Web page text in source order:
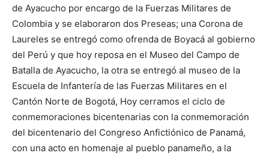
de Ayacucho por encargo de la Fuerzas Militares de
Colombia y se elaboraron dos Preseas; una Corona de
Laureles se entregó como ofrenda de Boyacá al gobierno
del Perú y que hoy reposa en el Museo del Campo de
Batalla de Ayacucho, la otra se entregó al museo de la
Escuela de Infantería de las Fuerzas Militares en el
Cantón Norte de Bogotá, Hoy cerramos el ciclo de
conmemoraciones bicentenarias con la conmemoración
del bicentenario del Congreso Anfictiónico de Panamá,
con una acto en homenaje al pueblo panameño, a la